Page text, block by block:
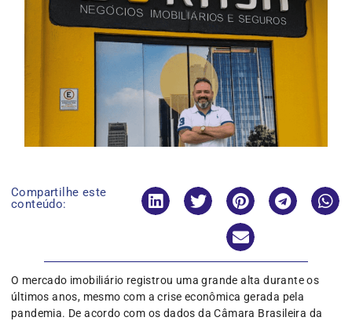
Compartilhe este
conteúdo:
O mercado imobiliário registrou uma grande alta durante os
últimos anos, mesmo com a crise econômica gerada pela
pandemia. De acordo com os dados da Câmara Brasileira da